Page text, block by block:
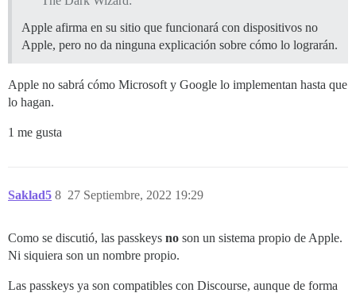
Apple afirma en su sitio que funcionará con dispositivos no
Apple, pero no da ninguna explicación sobre cómo lo lograrán.
Apple no sabrá cómo Microsoft y Google lo implementan hasta que
lo hagan.
1 me gusta
Saklad5 27 Septiembre, 2022 19:29
8
Como se discutió, las passkeys no son un sistema propio de Apple.
Ni siquiera son un nombre propio.
Las passkeys ya son compatibles con Discourse, aunque de forma